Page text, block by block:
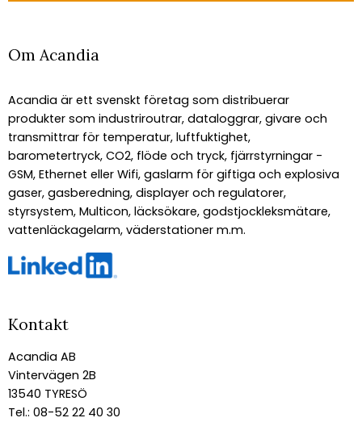
Om Acandia
Acandia är ett svenskt företag som distribuerar
produkter som industriroutrar, dataloggrar, givare och
transmittrar för temperatur, luftfuktighet,
barometertryck, CO2, flöde och tryck, fjärrstyrningar -
GSM, Ethernet eller Wifi, gaslarm för giftiga och explosiva
gaser, gasberedning, displayer och regulatorer,
styrsystem, Multicon, läcksökare, godstjockleksmätare,
vattenläckagelarm, väderstationer m.m.
Kontakt
Acandia AB
Vintervägen 2B
13540 TYRESÖ
Tel.: 08-52 22 40 30